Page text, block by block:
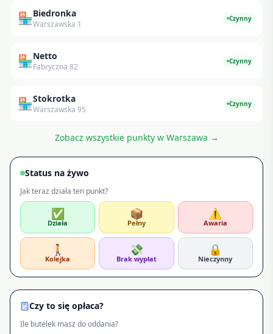
🏪Biedronka
Warszawska 1
Czynny
🏪Netto
Fabryczna 82
Czynny
🏪Stokrotka
Warszawska 95
Czynny
Zobacz wszystkie punkty w Warszawa →
Status na żywo
Jak teraz działa ten punkt?
✅
Działa
📦
Pełny
⚠️
Awaria
🚶
Kolejka
💸
Brak wypłat
🔒
Nieczynny
Czy to się opłaca?
Ile butelek masz do oddania?